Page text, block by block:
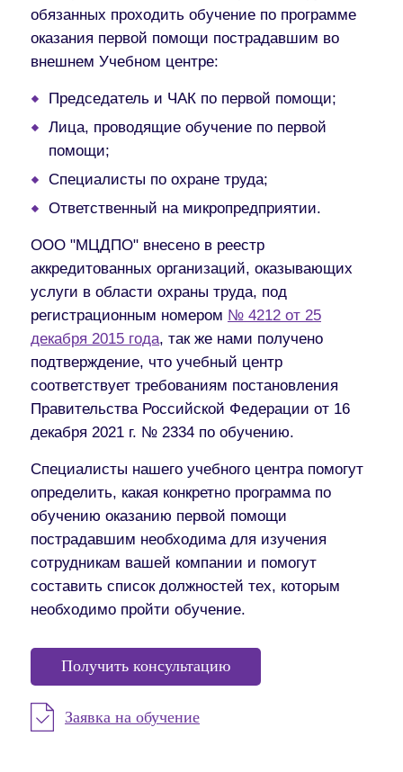
обязанных проходить обучение по программе
оказания первой помощи пострадавшим во
внешнем Учебном центре:
Председатель и ЧАК по первой помощи;
Лица, проводящие обучение по первой
помощи;
Специалисты по охране труда;
Ответственный на микропредприятии.
ООО "МЦДПО" внесено в реестр
аккредитованных организаций, оказывающих
услуги в области охраны труда, под
регистрационным номером № 4212 от 25
декабря 2015 года, так же нами получено
подтверждение, что учебный центр
соответствует требованиям постановления
Правительства Российской Федерации от 16
декабря 2021 г. № 2334 по обучению.
Специалисты нашего учебного центра помогут
определить, какая конкретно программа по
обучению оказанию первой помощи
пострадавшим необходима для изучения
сотрудникам вашей компании и помогут
составить список должностей тех, которым
необходимо пройти обучение.
Получить консультацию
Заявка на обучение